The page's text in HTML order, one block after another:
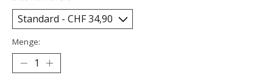
Menge: